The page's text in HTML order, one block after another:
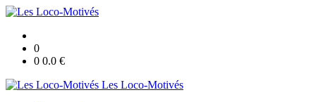
0
0 0.0 €
Les Loco-Motivés